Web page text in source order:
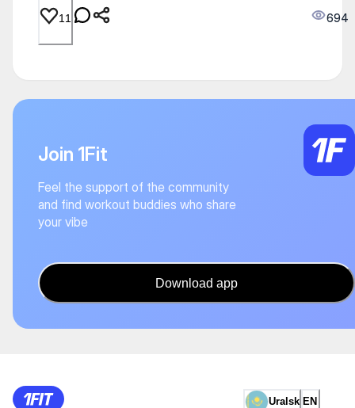
11 694
Join 1Fit
Feel the support of the community
and find workout buddies who share
your vibe
Download app
Uralsk EN